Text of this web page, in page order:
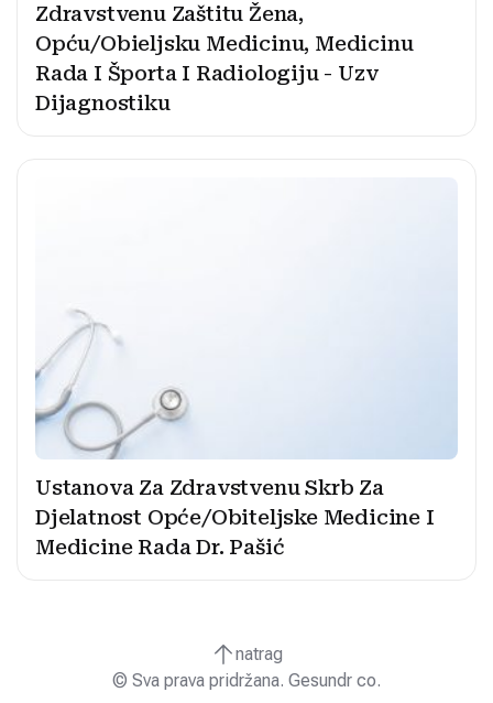
Zdravstvenu Zaštitu Žena,
Opću/Obieljsku Medicinu, Medicinu
Rada I Športa I Radiologiju - Uzv
Dijagnostiku
Ustanova Za Zdravstvenu Skrb Za
Djelatnost Opće/Obiteljske Medicine I
Medicine Rada Dr. Pašić
natrag
© Sva prava pridržana. Gesundr co.